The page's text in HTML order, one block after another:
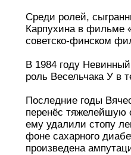
Среди ролей,
Карпухина в фильме
советско-финском
В 1984 году
роль Весельчака У в
Последние годы
перенёс тяжелейшую
ему удалили стопу
фоне сахарного
произведена